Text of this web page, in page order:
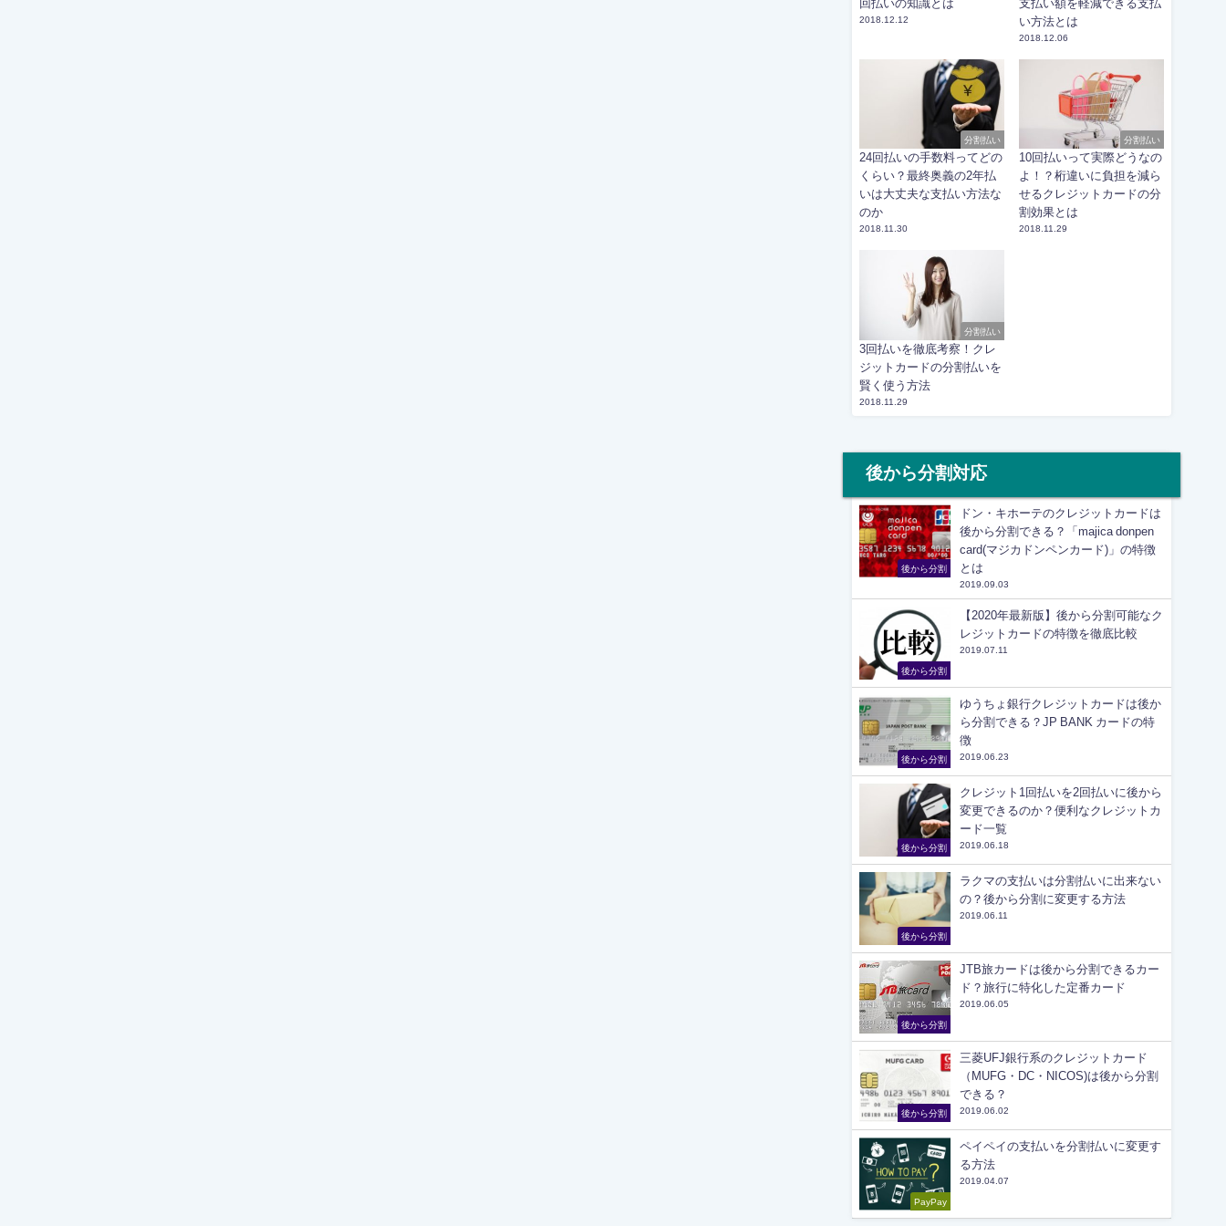
回払いの知識とは
2018.12.12
支払い額を軽減できる支払
い方法とは
2018.12.06
分割払い
24回払いの手数料ってどの
くらい？最終奥義の2年払
いは大丈夫な支払い方法な
のか
2018.11.30
分割払い
10回払いって実際どうなの
よ！？桁違いに負担を減ら
せるクレジットカードの分
割効果とは
2018.11.29
分割払い
3回払いを徹底考察！クレ
ジットカードの分割払いを
賢く使う方法
2018.11.29
後から分割対応
後から分割
ドン・キホーテのクレジットカードは
後から分割できる？「majica donpen
card(マジカドンペンカード)」の特徴
とは
2019.09.03
後から分割
【2020年最新版】後から分割可能なク
レジットカードの特徴を徹底比較
2019.07.11
後から分割
ゆうちょ銀行クレジットカードは後か
ら分割できる？JP BANK カードの特
徴
2019.06.23
後から分割
クレジット1回払いを2回払いに後から
変更できるのか？便利なクレジットカ
ード一覧
2019.06.18
後から分割
ラクマの支払いは分割払いに出来ない
の？後から分割に変更する方法
2019.06.11
後から分割
JTB旅カードは後から分割できるカー
ド？旅行に特化した定番カード
2019.06.05
後から分割
三菱UFJ銀行系のクレジットカード
（MUFG・DC・NICOS)は後から分割
できる？
2019.06.02
PayPay
ペイペイの支払いを分割払いに変更す
る方法
2019.04.07